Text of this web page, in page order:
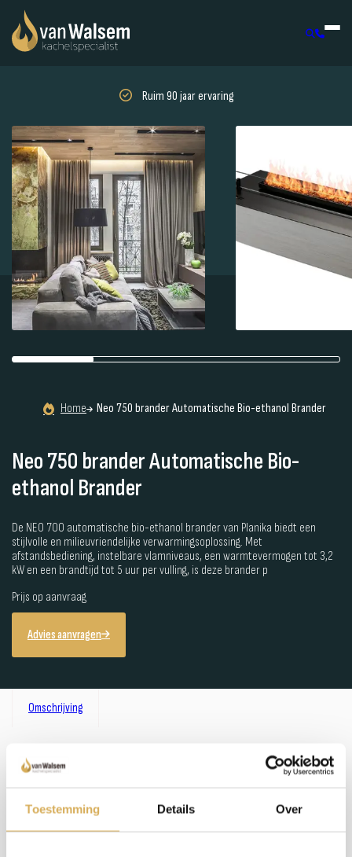
Toestemming Details Over
Ruim 90 jaar ervaring
Home Neo 750 brander Automatische Bio-ethanol Brander
Neo 750 brander Automatische Bio-
ethanol Brander
De NEO 700 automatische bio-ethanol brander van Planika biedt een
stijlvolle en milieuvriendelijke verwarmingsoplossing. Met
afstandsbediening, instelbare vlamniveaus, een warmtevermogen tot 3,2
kW en een brandtijd tot 5 uur per vulling, is deze brander p
Prijs op aanvraag
Advies aanvragen
Omschrijving
Zoals je misschien hebt gemerkt, hebben we een uitgebreid assortiment. In plaats van
te vinden. Wil je meer weten over dit product of welke haard het beste in jouw situatie